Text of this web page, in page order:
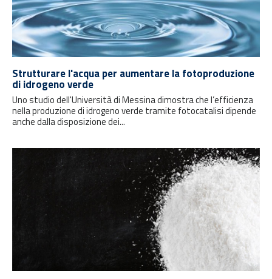
Strutturare l'acqua per aumentare la fotoproduzione
di idrogeno verde
Uno studio dell'Università di Messina dimostra che l’efficienza
nella produzione di idrogeno verde tramite fotocatalisi dipende
anche dalla disposizione dei...